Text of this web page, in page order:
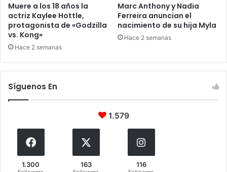
Muere a los 18 años la
actriz Kaylee Hottle,
protagonista de «Godzilla
vs. Kong»
Hace 2 semanas
Marc Anthony y Nadia
Ferreira anuncian el
nacimiento de su hija Myla
Hace 2 semanas
Síguenos En
1.579
1.300 163 116